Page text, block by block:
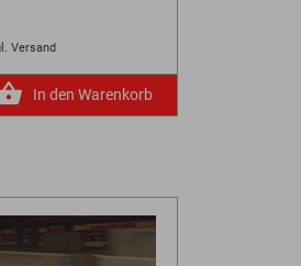
Versand
In den Warenkorb